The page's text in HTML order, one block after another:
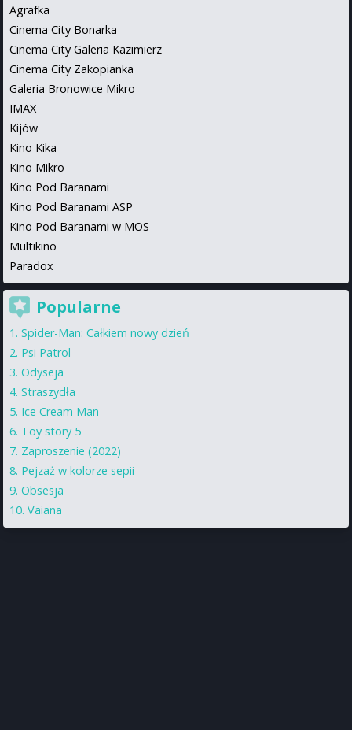
Agrafka
Cinema City Bonarka
Cinema City Galeria Kazimierz
Cinema City Zakopianka
Galeria Bronowice Mikro
IMAX
Kijów
Kino Kika
Kino Mikro
Kino Pod Baranami
Kino Pod Baranami ASP
Kino Pod Baranami w MOS
Multikino
Paradox
Popularne
Spider-Man: Całkiem nowy dzień
Psi Patrol
Odyseja
Straszydła
Ice Cream Man
Toy story 5
Zaproszenie (2022)
Pejzaż w kolorze sepii
Obsesja
Vaiana